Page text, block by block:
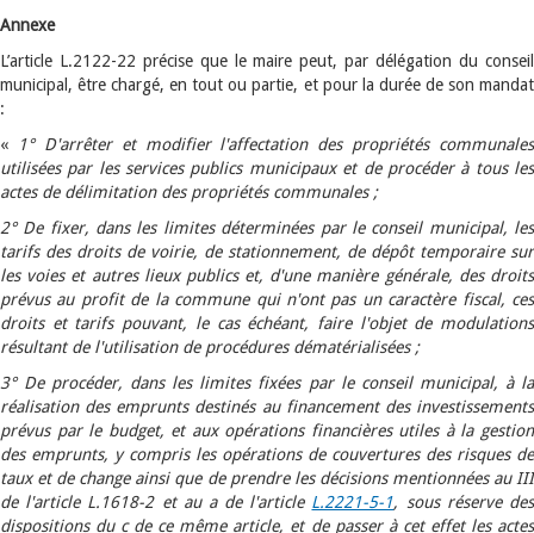
Annexe
L’article L.2122-22 précise que le maire peut, par délégation du conseil
municipal, être chargé, en tout ou partie, et pour la durée de son mandat
:
«
1° D'arrêter et modifier l'affectation des propriétés communales
utilisées par les services publics municipaux et de procéder à tous les
actes de délimitation des propriétés communales ;
2° De fixer, dans les limites déterminées par le conseil municipal, les
tarifs des droits de voirie, de stationnement, de dépôt temporaire sur
les voies et autres lieux publics et, d'une manière générale, des droits
prévus au profit de la commune qui n'ont pas un caractère fiscal, ces
droits et tarifs pouvant, le cas échéant, faire l'objet de modulations
résultant de l'utilisation de procédures dématérialisées ;
3° De procéder, dans les limites fixées par le conseil municipal, à la
réalisation des emprunts destinés au financement des investissements
prévus par le budget, et aux opérations financières utiles à la gestion
des emprunts, y compris les opérations de couvertures des risques de
taux et de change ainsi que de prendre les décisions mentionnées au III
de l'article L.1618-2 et au a de l'article L.2221-5-1, sous réserve des
dispositions du c de ce même article, et de passer à cet effet les actes